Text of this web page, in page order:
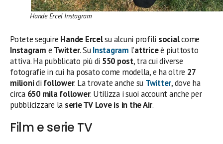
Hande Ercel Instagram
Potete seguire Hande Ercelsu alcuni profili socialcome
Instagram e Twitter. SuInstagram l’attriceè piuttosto
attiva. Ha pubblicato più di 550 post, tra cui diverse
fotografie in cui ha posato come modella, e ha oltre 27
milionidi follower. La trovate anche su Twitter, dove ha
circa 650 mila follower. Utilizza i suoi account anche per
pubblicizzare la serie TV Love is in the Air.
Film e serie TV